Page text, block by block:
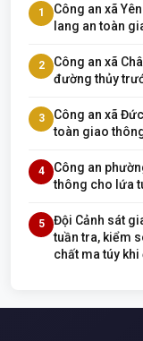
1
Công an xã
lang an toàn
2
Công an xã
đường thủy
3
Công an xã
toàn giao
4
Công an
thông cho lứa
5
Đội Cảnh sát
tuần tra, kiểm
chất ma túy